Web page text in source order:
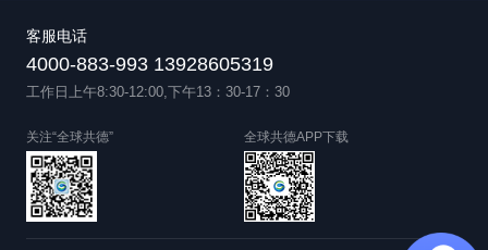
客服电话
4000-883-993 13928605319
工作日上午8:30-12:00,下午13：30-17：30
关注“全球共德” 全球共德APP下载